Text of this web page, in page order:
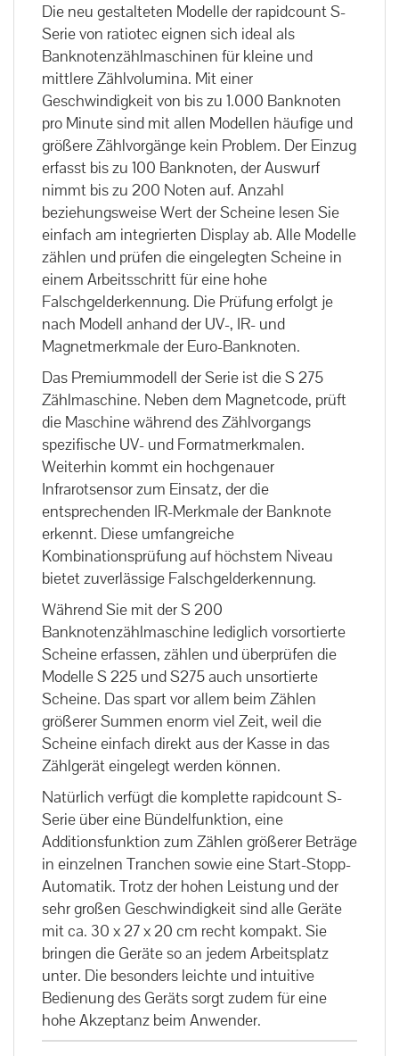
Die neu gestalteten Modelle der rapidcount S-
Serie von ratiotec eignen sich ideal als
Banknotenzählmaschinen für kleine und
mittlere Zählvolumina. Mit einer
Geschwindigkeit von bis zu 1.000 Banknoten
pro Minute sind mit allen Modellen häufige und
größere Zählvorgänge kein Problem. Der Einzug
erfasst bis zu 100 Banknoten, der Auswurf
nimmt bis zu 200 Noten auf. Anzahl
beziehungsweise Wert der Scheine lesen Sie
einfach am integrierten Display ab. Alle Modelle
zählen und prüfen die eingelegten Scheine in
einem Arbeitsschritt für eine hohe
Falschgelderkennung. Die Prüfung erfolgt je
nach Modell anhand der UV-, IR- und
Magnetmerkmale der Euro-Banknoten.
Das Premiummodell der Serie ist die S 275
Zählmaschine. Neben dem Magnetcode, prüft
die Maschine während des Zählvorgangs
spezifische UV- und Formatmerkmalen.
Weiterhin kommt ein hochgenauer
Infrarotsensor zum Einsatz, der die
entsprechenden IR-Merkmale der Banknote
erkennt. Diese umfangreiche
Kombinationsprüfung auf höchstem Niveau
bietet zuverlässige Falschgelderkennung.
Während Sie mit der S 200
Banknotenzählmaschine lediglich vorsortierte
Scheine erfassen, zählen und überprüfen die
Modelle S 225 und S275 auch unsortierte
Scheine. Das spart vor allem beim Zählen
größerer Summen enorm viel Zeit, weil die
Scheine einfach direkt aus der Kasse in das
Zählgerät eingelegt werden können.
Natürlich verfügt die komplette rapidcount S-
Serie über eine Bündelfunktion, eine
Additionsfunktion zum Zählen größerer Beträge
in einzelnen Tranchen sowie eine Start-Stopp-
Automatik. Trotz der hohen Leistung und der
sehr großen Geschwindigkeit sind alle Geräte
mit ca. 30 x 27 x 20 cm recht kompakt. Sie
bringen die Geräte so an jedem Arbeitsplatz
unter. Die besonders leichte und intuitive
Bedienung des Geräts sorgt zudem für eine
hohe Akzeptanz beim Anwender.